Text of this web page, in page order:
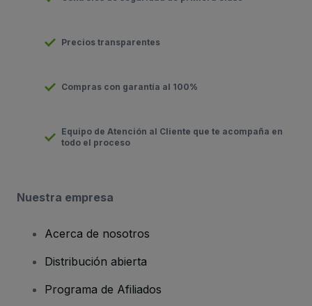
Precios transparentes
Compras con garantía al 100%
Equipo de Atención al Cliente que te acompaña en
todo el proceso
Nuestra empresa
Acerca de nosotros
Distribución abierta
Programa de Afiliados